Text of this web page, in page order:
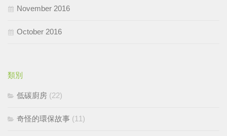
November 2016
October 2016
類別
低碳廚房 (22)
奇怪的環保故事 (11)